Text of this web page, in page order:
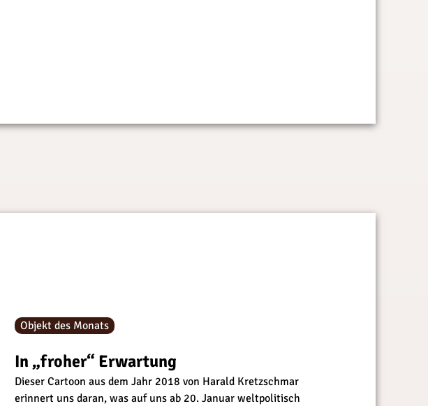
Objekt des Monats
In „froher“ Erwartung
Dieser Cartoon aus dem Jahr 2018 von Harald Kretzschmar
erinnert uns daran, was auf uns ab 20. Januar weltpolitisch